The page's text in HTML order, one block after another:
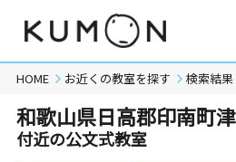
HOME お近くの教室を探す 検索結果
和歌山県日高郡印南町
付近の公文式教室